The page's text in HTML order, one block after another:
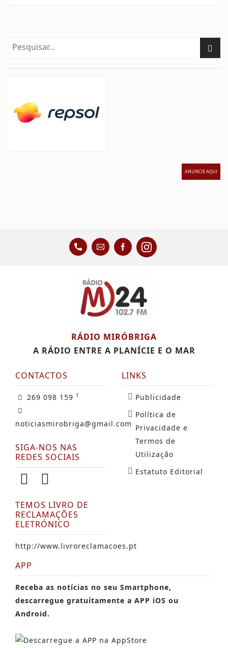
ANUNCIE AQUI
RÁDIO MIRÓBRIGA
A RÁDIO ENTRE A PLANÍCIE E O MAR
CONTACTOS
269 098 159 1
noticiasmirobriga@gmail.com
SIGA-NOS NAS
REDES SOCIAIS
TEMOS LIVRO DE
RECLAMAÇÕES
ELETRÓNICO
http://www.livroreclamacoes.pt
LINKS
Publicidade
Política de
Privacidade e
Termos de
Utilização
Estatuto Editorial
APP
Receba as notícias no seu Smartphone,
descarregue gratuítamente a APP iOS ou
Android.